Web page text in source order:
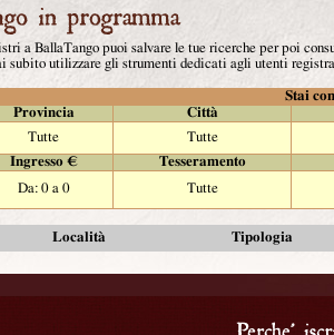
a BallaTango puoi salvare le tue ricerche per poi
subito utilizzare gli strumenti dedicati agli utenti
Stai
Provincia
Città
Tutte
Tutte
Ingresso €
Tesseramento
Da: 0 a 0 Tutte
Località Tipologia